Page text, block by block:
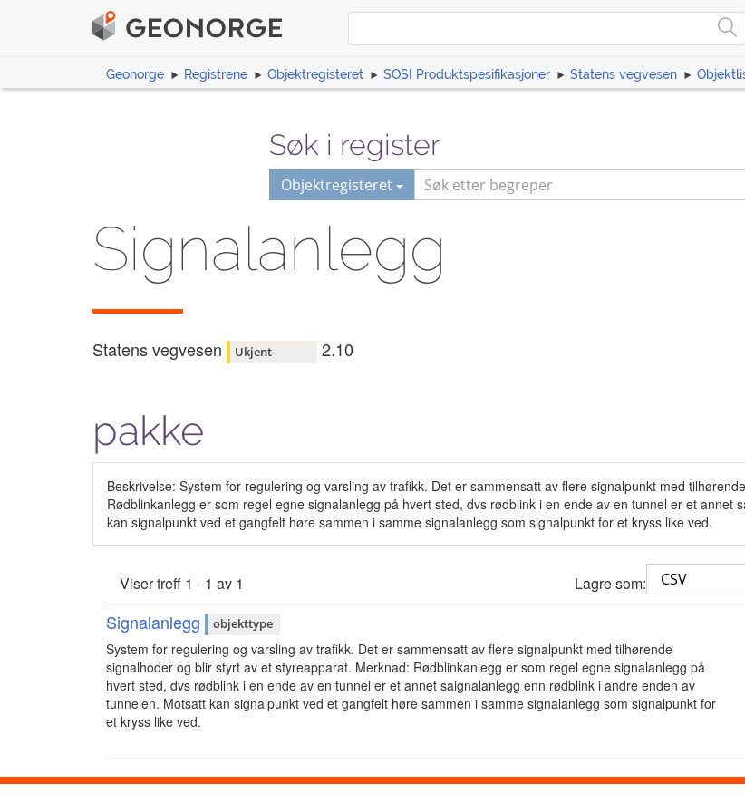
Geonorge Registrene Objektregisteret SOSI Produktspesifikasjoner Statens vegvesen
Søk i register
Objektregisteret
Signalanlegg
Statens vegvesen Ukjent 2.10
pakke
Beskrivelse: System for regulering og varsling av trafikk. Det er sammensatt av flere signalpunkt med
Rødblinkanlegg er som regel egne signalanlegg på hvert sted, dvs rødblink i en ende av en tunnel er et
kan signalpunkt ved et gangfelt høre sammen i samme signalanlegg som signalpunkt for et kryss like ved.
Viser treff 1 - 1 av 1 Lagre som:
Signalanlegg objekttype
System for regulering og varsling av trafikk. Det er sammensatt av flere signalpunkt med tilhørende
signalhoder og blir styrt av et styreapparat. Merknad: Rødblinkanlegg er som regel egne signalanlegg på
hvert sted, dvs rødblink i en ende av en tunnel er et annet saignalanlegg enn rødblink i andre enden av
tunnelen. Motsatt kan signalpunkt ved et gangfelt høre sammen i samme signalanlegg som signalpunkt for
et kryss like ved.